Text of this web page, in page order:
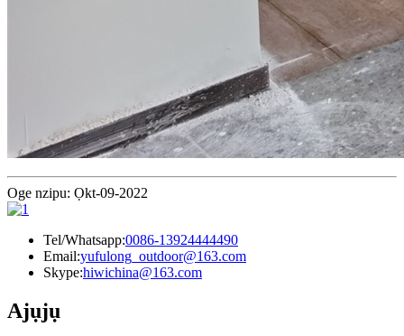
Oge nzipu: Ọkt-09-2022
Tel/Whatsapp:0086-13924444490
Email:yufulong_outdoor@163.com
Skype:hiwichina@163.com
Ajụjụ